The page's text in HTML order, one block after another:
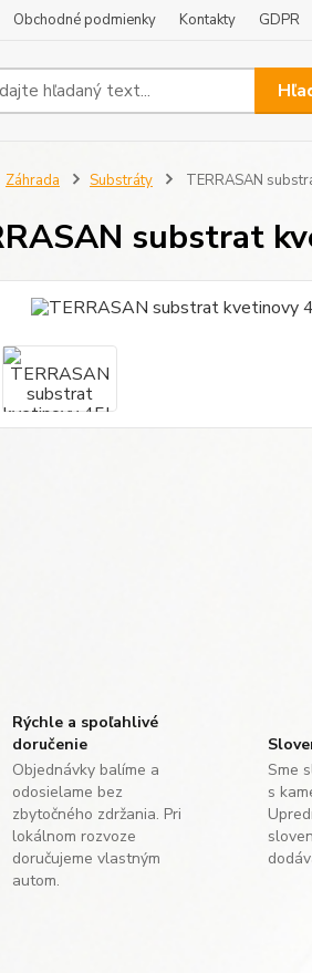
Obchodné podmienky Kontakty GDPR
Záhrada Substráty TERRASAN
substrat
Rýchle a spoľahlivé
doručenie
Objednávky balíme a
odosielame bez
zbytočného zdržania. Pri
lokálnom rozvoze
doručujeme vlastným
autom.
Sme
s